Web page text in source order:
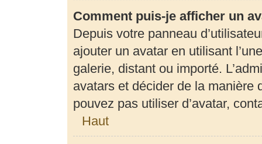
Comment puis-je afficher un
Depuis votre panneau
ajouter un avatar en utilisant
galerie, distant ou importé.
avatars et décider de la manière
pouvez pas utiliser d’avatar,
Haut